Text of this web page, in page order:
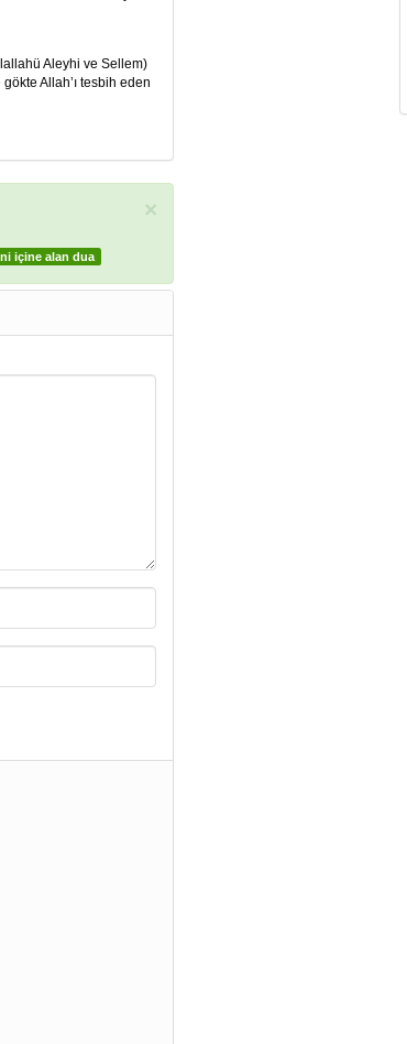
Aleyhi ve Sellem)
Allah’ı tesbih eden
×
içine alan dua